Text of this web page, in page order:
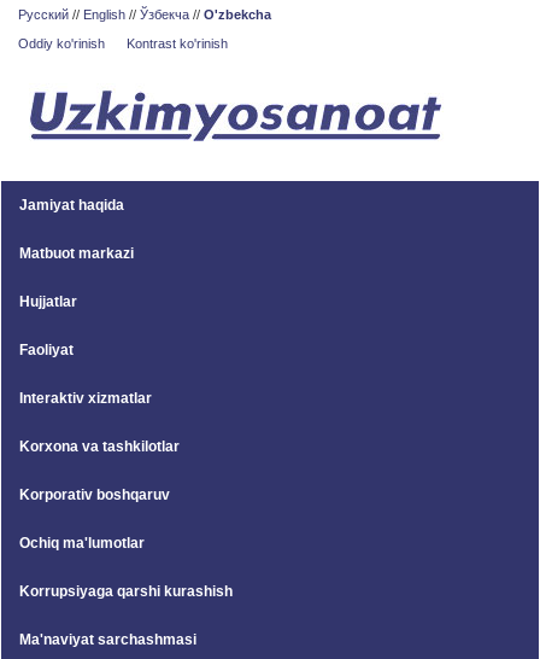
Русский // English // Ўзбекча // O'zbekcha
Oddiy ko'rinish
Kontrast ko'rinish
Jamiyat haqida
Matbuot markazi
Hujjatlar
Faoliyat
Interaktiv xizmatlar
Korxona va tashkilotlar
Korporativ boshqaruv
Ochiq ma'lumotlar
Korrupsiyaga qarshi kurashish
Ma'naviyat sarchashmasi